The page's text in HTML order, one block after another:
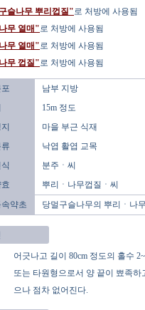
슬나무 뿌리껍질"로 처방에 사용됨
무 열매"로 처방에 사용됨
무 열매"로 처방에 사용됨
무 껍질"로 처방에 사용됨
남부 지방
15m 정도
마을 부근 식재
낙엽 활엽 교목
분주ㆍ씨
뿌리ㆍ나무껍질ㆍ씨
속약초
당멀구슬나무의 뿌리ㆍ나
어긋나고 길이 80cm 정도의 홀수
또는 타원형으로서 양 끝이 뾰족
으나 점차 없어진다.